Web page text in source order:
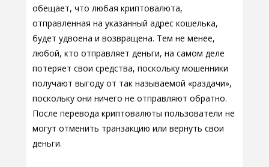
обещает, что любая криптовалюта,
отправленная на указанный адрес кошелька,
будет удвоена и возвращена. Тем не менее,
любой, кто отправляет деньги, на самом деле
потеряет свои средства, поскольку мошенники
получают выгоду от так называемой «раздачи»,
поскольку они ничего не отправляют обратно.
После перевода криптовалюты пользователи не
могут отменить транзакцию или вернуть свои
деньги.